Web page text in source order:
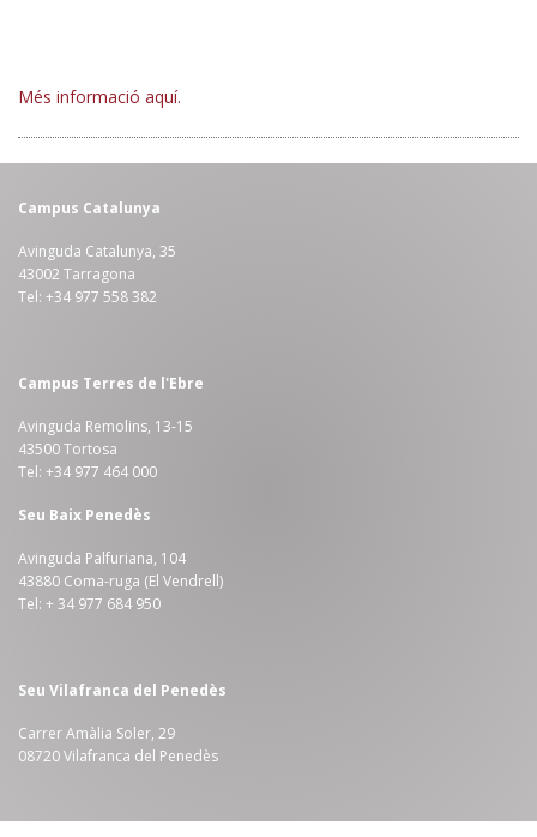
Més informació aquí.
Campus Catalunya
Avinguda Catalunya, 35
43002 Tarragona
Tel: +34 977 558 382
Campus Terres de l'Ebre
Avinguda Remolins, 13-15
43500 Tortosa
Tel: +34 977 464 000
Seu Baix Penedès
Avinguda Palfuriana, 104
43880 Coma-ruga (El Vendrell)
Tel: + 34 977 684 950
Seu Vilafranca del Penedès
Carrer Amàlia Soler, 29
08720 Vilafranca del Penedès